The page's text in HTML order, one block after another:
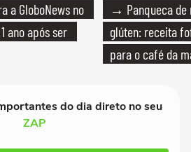
a GloboNews no
ano após ser
→ Panqueca de
glúten: receita
para o café da
do dia direto no seu
ZAP